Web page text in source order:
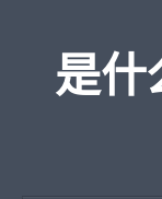
是什